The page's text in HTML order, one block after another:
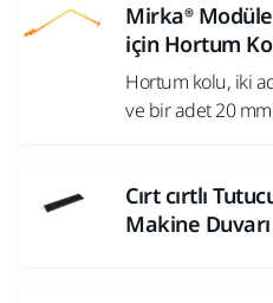
Mirka®
için Hortum
Hortum kolu, iki
ve bir adet 20
Cırt cırtlı
Makine Duvarı